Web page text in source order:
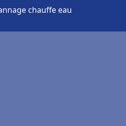
chauffe eau